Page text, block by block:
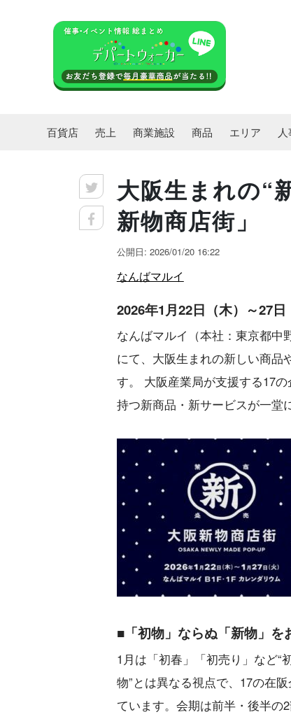
百貨店 売上 商業施設 商品 エリア
大阪生まれの“
新物商店街」
公開日: 2026/01/20 16:22
なんばマルイ
2026年1月22日（木）～27日
なんばマルイ（本社：東京都中
にて、大阪生まれの新しい商品
す。 大阪産業局が支援する17
持つ新商品・新サービスが一堂
■「初物」ならぬ「新物」を
1月は「初春」「初売り」など“
物”とは異なる視点で、17の在
ています。会期は前半・後半の